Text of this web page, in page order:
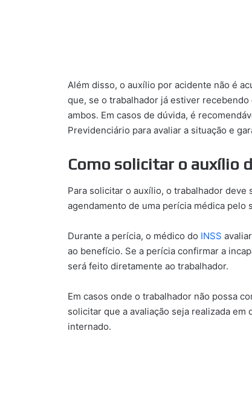
Além disso, o auxílio por acidente não é
que, se o trabalhador já estiver
ambos. Em casos de dúvida, é
Previdenciário para avaliar a situação e
Como solicitar o auxílio
Para solicitar o auxílio, o trabalhador
agendamento de uma perícia médica pelo
Durante a perícia, o médico do INSS
ao benefício. Se a perícia confirmar a
será feito diretamente ao trabalhador.
Em casos onde o trabalhador não possa
solicitar que a avaliação seja realizada
internado.